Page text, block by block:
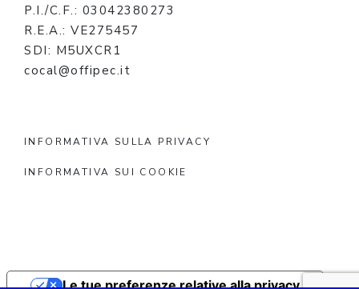
P.I./C.F.: 03042380273
R.E.A.: VE275457
SDI: M5UXCR1
cocal@offipec.it
INFORMATIVA SULLA PRIVACY
INFORMATIVA SUI COOKIE
Le tue preferenze relative alla privacy